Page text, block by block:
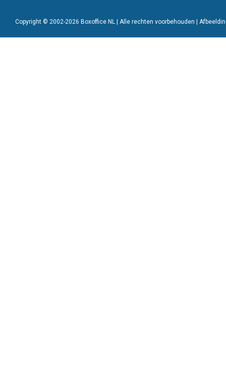
Copyright © 2002-2026 Boxoffice NL | Alle rechten voorbehouden |